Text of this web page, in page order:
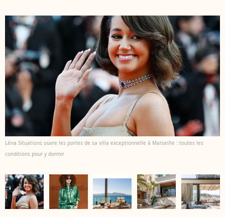
Léna Situations ouvre les portes de sa villa exceptionnelle à Marseille : toutes les
conditions pour y dormir